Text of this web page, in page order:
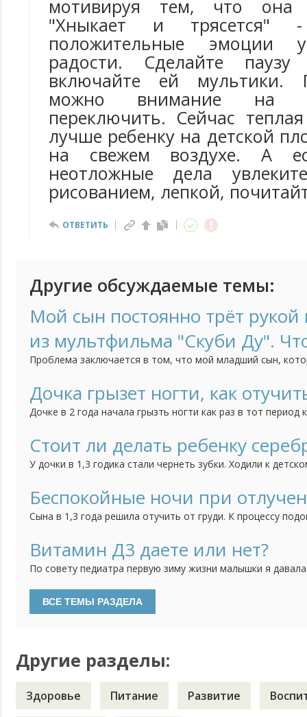
мотивируя тем, что она
"Хныкает и
положительные эмоции
радости. Сделайте
включайте ей мультики.
можно внимание на
переключить. Сейчас
лучше ребенку на детской
на свежем воздухе. А
неотложные дела
рисованием, лепкой,
ОТВЕТИТЬ
Другие обсуждаемые темы:
Мой сын постоянно трёт рукой
из мультфильма "Скуби Ду".
Проблема заключается в том, что мой младший сын,
как он начал посещать детский сад. Психолог говорит,
но мне страшно за своё чадо. Может быть у кого-нибудь
Дочка грызет ногти, как
Дочке в 2 года начала грызть ногти как раз в тот период
как вариант думаю может появление брата так
привычка грызть ногти. Сейчас дочке 3 года, а привычка
Стоит ли делать ребенку
У дочки в 1,3 годика стали чернеть зубки. Ходили к
сделать серебрение. Зубки мы чистим, но результат
теперь не знаю стоить ли делать процедуру серебрения
Беспокойные ночи при
Сына в 1,3 года решила отучить от груди. К процессу
несколько часов оставляя его одного, потом на полдня.
дневные кормления уменьшились до "вокруг сна", ночью
Витамин Д3 даете или нет?
По совету педиатра первую зиму жизни малышки я
давать витамин Д3. Особенностей развития нет,
делать, если ребенку уже 2 года и гуляем регулярно?
Другие разделы:
Здоровье Питание Развитие